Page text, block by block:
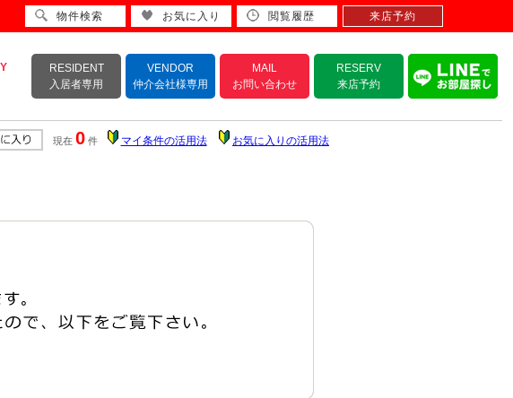
RESIDENT
入居者専用
VENDOR
仲介会社様専用
MAIL
お問い合わせ
RESERV
来店予約
現在 0 件 マイ条件の活用法 お気に入りの活用法
物件検索 お気に入り 閲覧履歴 来店予約